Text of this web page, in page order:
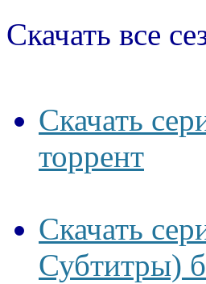
Скачать все
Скачать
торрент
Скачать
Субтитры)